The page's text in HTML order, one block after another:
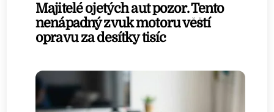
Majitelé ojetých aut pozor. Tento
nenápadný zvuk motoru věští
opravu za desítky tisíc